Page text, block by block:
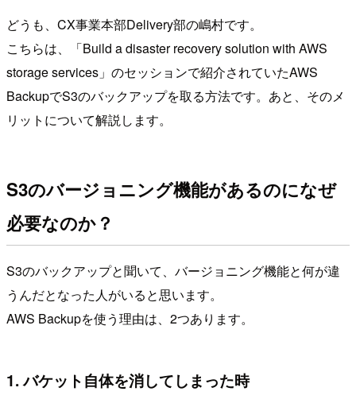
どうも、CX事業本部Delivery部の嶋村です。
こちらは、「Build a disaster recovery solution with AWS
storage services」のセッションで紹介されていたAWS
BackupでS3のバックアップを取る方法です。あと、そのメ
リットについて解説します。
S3のバージョニング機能があるのになぜ
必要なのか？
S3のバックアップと聞いて、バージョニング機能と何が違
うんだとなった人がいると思います。
AWS Backupを使う理由は、2つあります。
1. バケット自体を消してしまった時